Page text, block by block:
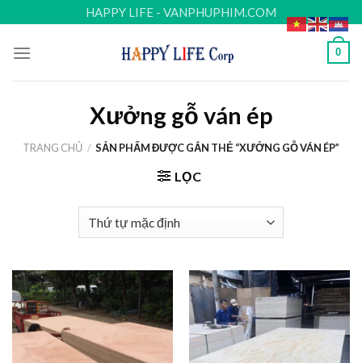
to
content
HAPPY LIFE - VANPHUPHIM.COM
0
Xưởng gỗ ván ép
TRANG CHỦ / SẢN PHẨM ĐƯỢC GẮN THẺ “XƯỞNG GỖ VÁN ÉP”
LỌC